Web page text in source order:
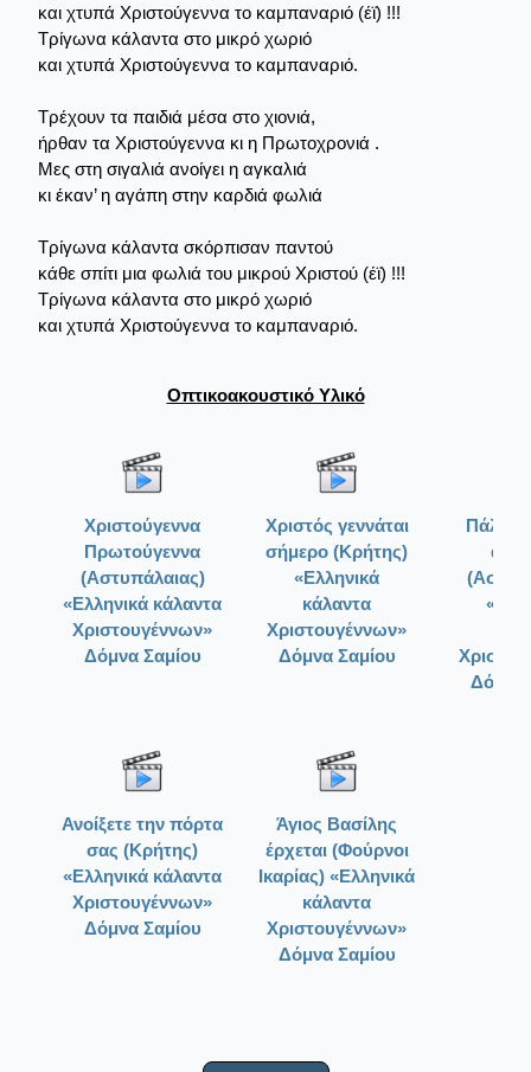
και χτυπά Χριστούγεννα το καμπαναριό (έϊ) !!!
Τρίγωνα κάλαντα στο μικρό χωριό
και χτυπά Χριστούγεννα το καμπαναριό.
Τρέχουν τα παιδιά μέσα στο χιονιά,
ήρθαν τα Χριστούγεννα κι η Πρωτοχρονιά .
Μες στη σιγαλιά ανοίγει η αγκαλιά
κι έκαν’ η αγάπη στην καρδιά φωλιά
Τρίγωνα κάλαντα σκόρπισαν παντού
κάθε σπίτι μια φωλιά του μικρού Χριστού (έϊ) !!!
Τρίγωνα κάλαντα στο μικρό χωριό
και χτυπά Χριστούγεννα το καμπαναριό.
Οπτικοακουστικό Υλικό
Χριστούγεννα
Πρωτούγεννα
(Αστυπάλαιας)
«Ελληνικά κάλαντα
Χριστουγέννων»
Δόμνα Σαμίου
Χριστός γεννάται
σήμερο (Κρήτης)
«Ελληνικά
κάλαντα
Χριστουγέννων»
Δόμνα Σαμίου
Πάλιν
Δόμνα
Ανοίξετε την πόρτα
σας (Κρήτης)
«Ελληνικά κάλαντα
Χριστουγέννων»
Δόμνα Σαμίου
Άγιος Βασίλης
έρχεται (Φούρνοι
Ικαρίας) «Ελληνικά
κάλαντα
Χριστουγέννων»
Δόμνα Σαμίου